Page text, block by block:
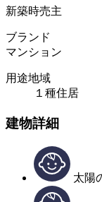
新築時売主
ブランド
マンション
用途地域
１種住居
建物詳細
太陽